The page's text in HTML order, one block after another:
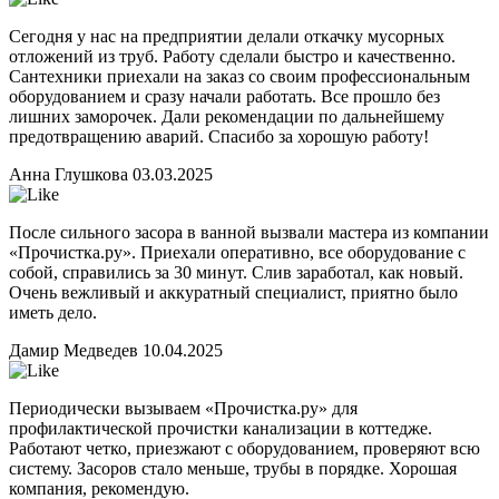
Сегодня у нас на предприятии делали откачку мусорных
отложений из труб. Работу сделали быстро и качественно.
Сантехники приехали на заказ со своим профессиональным
оборудованием и сразу начали работать. Все прошло без
лишних заморочек. Дали рекомендации по дальнейшему
предотвращению аварий. Спасибо за хорошую работу!
Анна Глушкова 03.03.2025
После сильного засора в ванной вызвали мастера из компании
«Прочистка.ру». Приехали оперативно, все оборудование с
собой, справились за 30 минут. Слив заработал, как новый.
Очень вежливый и аккуратный специалист, приятно было
иметь дело.
Дамир Медведев 10.04.2025
Периодически вызываем «Прочистка.ру» для
профилактической прочистки канализации в коттедже.
Работают четко, приезжают с оборудованием, проверяют всю
систему. Засоров стало меньше, трубы в порядке. Хорошая
компания, рекомендую.